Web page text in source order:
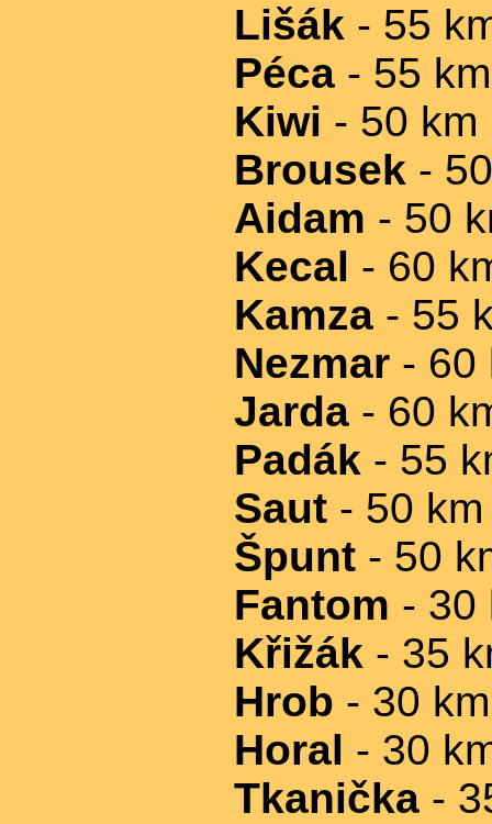
Lišák - 55
Péca - 55 km
Kiwi - 50 km
Brousek -
Aidam - 50
Kecal - 60
Kamza - 55
Nezmar - 60
Jarda - 60
Padák - 55
Saut - 50 km
Špunt - 50
Fantom - 30
Křižák - 35
Hrob - 30 km
Horal - 30
Tkanička -